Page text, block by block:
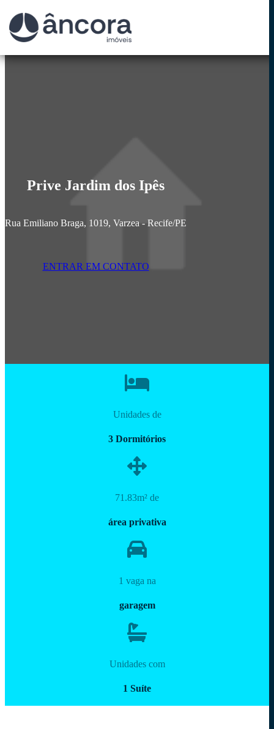
Prive Jardim dos Ipês
Rua Emiliano Braga, 1019, Varzea - Recife/PE
ENTRAR EM CONTATO
Unidades de
3 Dormitórios
71.83m² de
área privativa
1 vaga na
garagem
Unidades com
1 Suíte